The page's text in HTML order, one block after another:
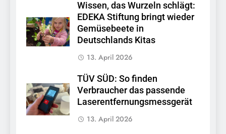
Wissen, das Wurzeln schlägt:
EDEKA Stiftung bringt wieder
Gemüsebeete in
Deutschlands Kitas
13. April 2026
TÜV SÜD: So finden
Verbraucher das passende
Laserentfernungsmessgerät
13. April 2026